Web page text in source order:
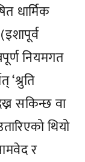
धार्मिक
नियमगत
सकिन्छ वा
थियो
र